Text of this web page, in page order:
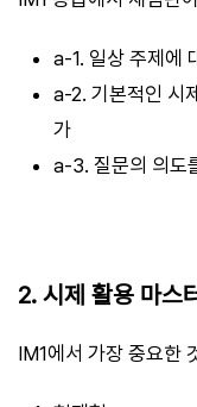
a-1. 일상 주제에
a-2. 기본적인 시
가
a-3. 질문의 의도
2. 시제 활용 마스
IM1에서 가장 중요한